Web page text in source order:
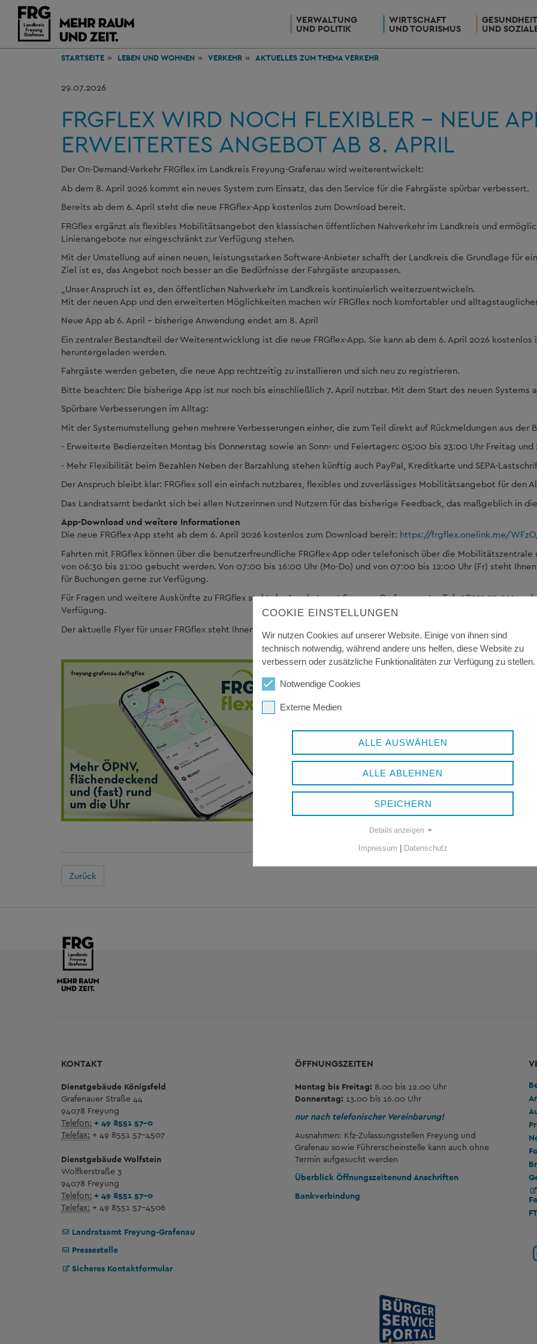
VERWALTUNG
UND POLITIK
WIRTSCHAFT
UND TOURISMUS
GESUNDHEIT
UND
STARTSEITE LEBEN UND WOHNEN VERKEHR AKTUELLES ZUM THEMA VERKEHR
29.07.2026
FRGFLEX WIRD NOCH FLEXIBLER – NEUE
ERWEITERTES ANGEBOT AB 8. APRIL
Der On-Demand-Verkehr FRGflex im Landkreis Freyung-Grafenau wird weiterentwickelt:
Ab dem 8. April 2026 kommt ein neues System zum Einsatz, das den Service für die Fahrgäste spürbar verbessert.
Bereits ab dem 6. April steht die neue FRGflex-App kostenlos zum Download bereit.
FRGflex ergänzt als flexibles Mobilitätsangebot den klassischen öffentlichen Nahverkehr im Landkreis und
Linienangebote nur eingeschränkt zur Verfügung stehen.
Mit der Umstellung auf einen neuen, leistungsstarken Software-Anbieter schafft der Landkreis die Grundlage für
Ziel ist es, das Angebot noch besser an die Bedürfnisse der Fahrgäste anzupassen.
„Unser Anspruch ist es, den öffentlichen Nahverkehr im Landkreis kontinuierlich weiterzuentwickeln.
Mit der neuen App und den erweiterten Möglichkeiten machen wir FRGflex noch komfortabler und
Neue App ab 6. April – bisherige Anwendung endet am 8. April
Ein zentraler Bestandteil der Weiterentwicklung ist die neue FRGflex-App. Sie kann ab dem 6. April 2026
heruntergeladen werden.
Fahrgäste werden gebeten, die neue App rechtzeitig zu installieren und sich neu zu registrieren.
Bitte beachten: Die bisherige App ist nur noch bis einschließlich 7. April nutzbar. Mit dem Start des neuen
Spürbare Verbesserungen im Alltag:
Mit der Systemumstellung gehen mehrere Verbesserungen einher, die zum Teil direkt auf Rückmeldungen aus der
- Erweiterte Bedienzeiten Montag bis Donnerstag sowie an Sonn- und Feiertagen: 05:00 bis 23:00 Uhr Freitag
- Mehr Flexibilität beim Bezahlen Neben der Barzahlung stehen künftig auch PayPal, Kreditkarte und SEPA-
Der Anspruch bleibt klar: FRGflex soll ein einfach nutzbares, flexibles und zuverlässiges Mobilitätsangebot für den
Das Landratsamt bedankt sich bei allen Nutzerinnen und Nutzern für das bisherige Feedback, das maßgeblich in
App-Download und weitere Informationen
Die neue FRGflex-App steht ab dem 6. April 2026 kostenlos zum Download bereit: https://frgflex.onelink.me/
Fahrten mit FRGflex können über die benutzerfreundliche FRGflex-App oder telefonisch über die Mobilitätszentrale
von 06:30 bis 21:00 gebucht werden. Von 07:00 bis 16:00 Uhr (Mo-Do) und von 07:00 bis 12:00 Uhr (Fr) steht
für Buchungen gerne zur Verfügung.
Für Fragen und weitere Auskünfte zu FRGflex steht das Landratsamt Freyung-Grafenau unter Tel.08551 57-1214
Verfügung.
Der aktuelle Flyer für unser FRGflex steht Ihnen
Zurück
KONTAKT
Dienstgebäude Königsfeld
Grafenauer Straße 44
94078 Freyung
Telefon: + 49 8551 57-0
Telefax: + 49 8551 57-4507
Dienstgebäude Wolfstein
Wolfkerstraße 3
94078 Freyung
Telefon: + 49 8551 57-0
Telefax: + 49 8551 57-4506
Landratsamt Freyung-Grafenau
Pressestelle
Sicheres Kontaktformular
ÖFFNUNGSZEITEN
Montag bis Freitag: 8.00 bis 12.00 Uhr
Donnerstag: 13.00 bis 16.00 Uhr
nur nach telefonischer Vereinbarung!
Ausnahmen: Kfz-Zulassungsstellen Freyung und
Grafenau sowie Führerscheinstelle kann auch ohne
Termin aufgesucht werden
Überblick Öffnungszeitenund Anschriften
Bankverbindung
COOKIE EINSTELLUNGEN
Wir nutzen Cookies auf unserer Website. Einige von ihnen sind
technisch notwendig, während andere uns helfen, diese Website zu
verbessern oder zusätzliche Funktionalitäten zur Verfügung zu stellen.
Notwendige Cookies
Externe Medien
ALLE AUSWÄHLEN
ALLE ABLEHNEN
SPEICHERN
Details anzeigen
Impressum | Datenschutz